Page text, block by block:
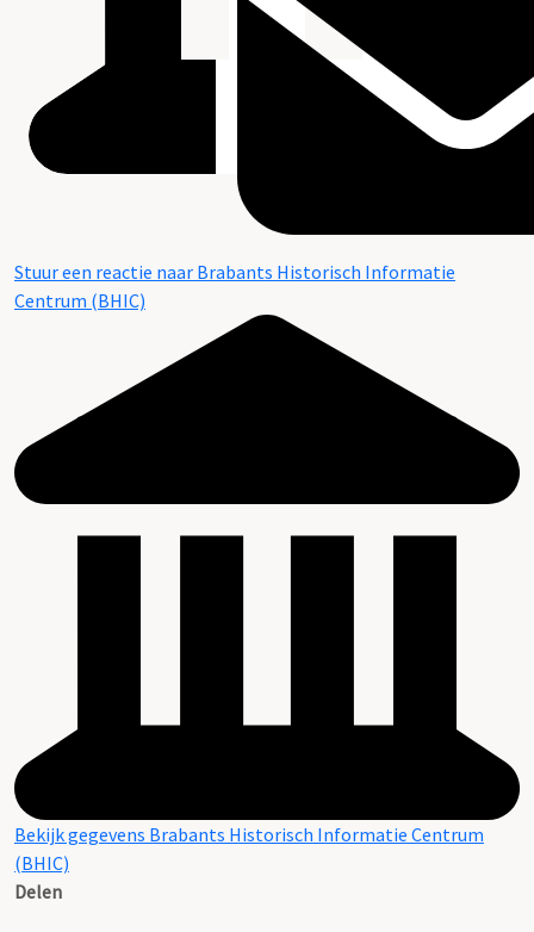
Stuur een reactie naar Brabants Historisch Informatie
Centrum (BHIC)
Bekijk gegevens Brabants Historisch Informatie Centrum
(BHIC)
Delen